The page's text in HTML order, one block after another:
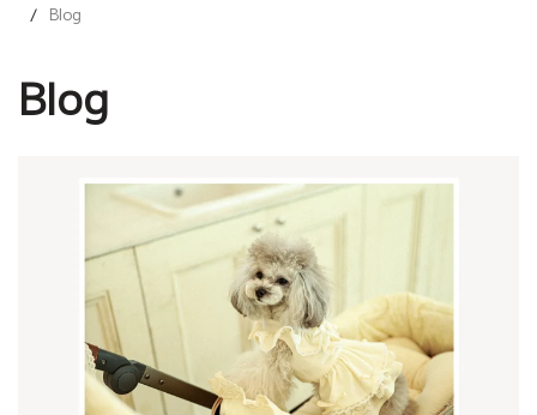
Blog
Blog